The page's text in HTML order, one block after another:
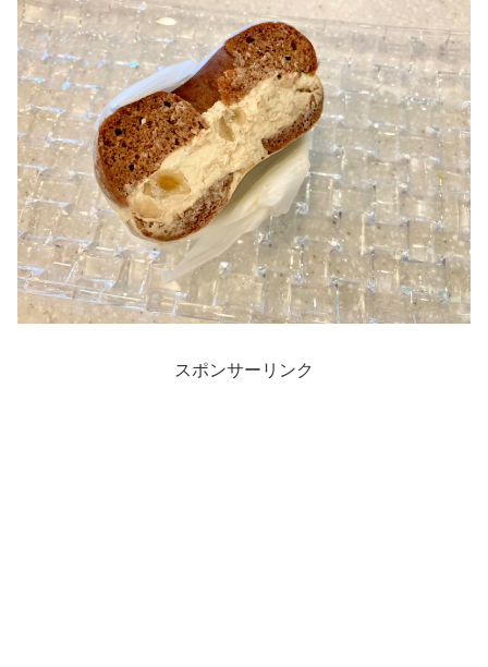
スポンサーリンク